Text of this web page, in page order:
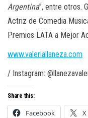
Argentina”, entre otros.
Actriz de Comedia
Premios LATA a Mejor
www.valeriallaneza.com
/ Instagram:
Share this:
Facebook X